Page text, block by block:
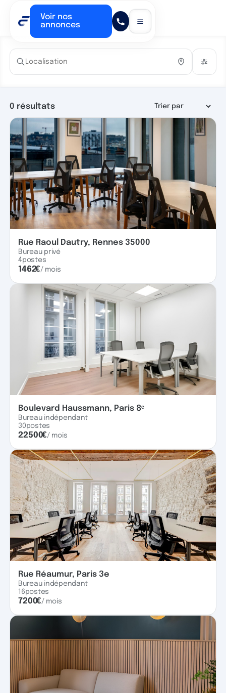
Voir nos
annonces
0 résultats
Rue Raoul Dautry, Rennes 35000
Bureau privé
4postes
1462€/ mois
Boulevard Haussmann, Paris 8ᵉ
Bureau indépendant
30postes
22500€/ mois
Rue Réaumur, Paris 3e
Bureau indépendant
16postes
7200€/ mois